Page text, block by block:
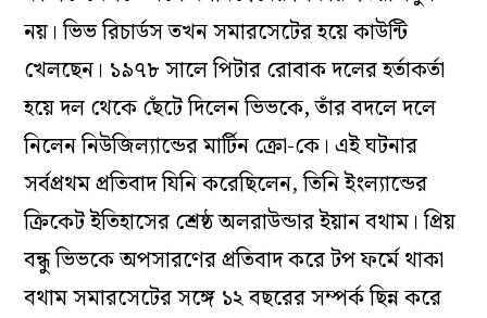
নয়। ভিভ রিচার্ডস তখন সমারসেটের হয়ে কাউন্টি
খেলছেন। ১৯৭৮ সালে পিটার রোবাক দলের হর্তাকর্তা
হয়ে দল থেকে ছেঁটে দিলেন ভিভকে, তাঁর বদলে দলে
নিলেন নিউজিল্যান্ডের মার্টিন ক্রো-কে। এই ঘটনার
সর্বপ্রথম প্রতিবাদ যিনি করেছিলেন, তিনি ইংল্যান্ডের
ক্রিকেট ইতিহাসের শ্রেষ্ঠ অলরাউন্ডার ইয়ান বথাম। প্রিয়
বন্ধু ভিভকে অপসারণের প্রতিবাদ করে টপ ফর্মে থাকা
বথাম সমারসেটের সঙ্গে ১২ বছরের সম্পর্ক ছিন্ন করে